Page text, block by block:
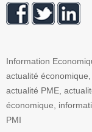
Information
actualité
actualité PME,
économique,
PMI